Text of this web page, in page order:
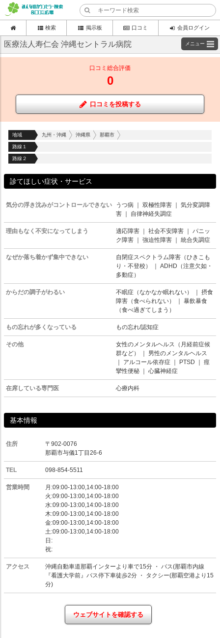
検索 掲示板 口コミ 会員ログイン
医療法人寿仁会 沖縄セントラル病院 メニュー
口コミ総合評価
0
口コミを投稿する
地域 九州・沖縄 沖縄県 那覇市
路線１
路線２
診てほしい症状・サービス
気分の浮き沈みがコントロールできない うつ病 双極性障害
気分変調障
害
自律神経失調症
理由もなく不安になってしまう 適応障害 社会不安障害
パニッ
ク障害
強迫性障害 統合失調症
なぜか落ち着かず集中できない
自閉症スペクトラム障害（ひきこも
り・不登校）
ADHD（注意欠如・
多動症）
からだの調子がわるい 不眠症（なかなか眠れない）
摂食
障害（食べられない）
暴飲暴食
（食べ過ぎてしまう）
もの忘れが多くなっている もの忘れ/認知症
その他
女性のメンタルヘルス（月経前症候
群など）
男性のメンタルヘルス
アルコール依存症 PTSD
痙
攣性便秘
心臓神経症
在席している専門医 心療内科
基本情報
住所
〒902-0076
那覇市与儀1丁目26-6
TEL 098-854-5511
営業時間
月:09:00-13:00,14:00-18:00
火:09:00-13:00,14:00-18:00
水:09:00-13:00,14:00-18:00
木:09:00-13:00,14:00-18:00
金:09:00-13:00,14:00-18:00
土:09:00-13:00,14:00-18:00
日:
祝:
アクセス
沖縄自動車道那覇インターより車で15分 ・ バス(那覇市内線
『看護大学前』バス停下車徒歩2分 ・ タクシー(那覇空港より15
分)
ウェブサイトを確認する